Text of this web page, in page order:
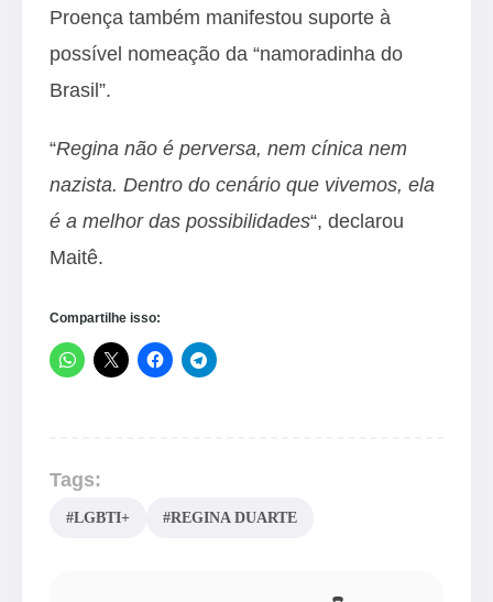
Proença também manifestou suporte à
possível nomeação da “namoradinha do
Brasil”.
“Regina não é perversa, nem cínica nem
nazista. Dentro do cenário que vivemos, ela
é a melhor das possibilidades“, declarou
Maitê.
Compartilhe isso:
Tags:
#LGBTI+ #REGINA DUARTE